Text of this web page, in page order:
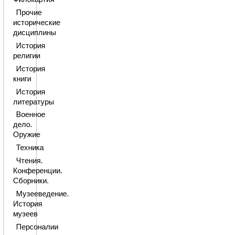
Прочие
исторические
дисциплины
История
религии
История
книги
История
литературы
Военное
дело.
Оружие
Техника
Чтения.
Конференции.
Сборники.
Музееведение.
История
музеев
Персоналии